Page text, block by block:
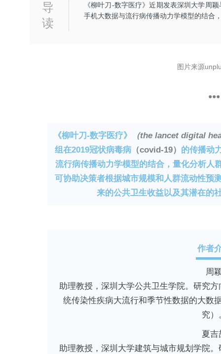
导
读
《柳叶刀-数字医疗》近期发表深圳大学周
手机大数据与流行病传播动力学模型的结合
图片来源
●●●
《柳叶刀-数字医疗》 （the lancet digital
组在2019冠状病毒病（covid-19） 的传播动
流行病传播动力学模型的结合，量化分析人
可协助决策者根据城市规模和人群流动性预
来的公共卫生收益以及其潜在的
作者
周
助理教授，深圳大学公共卫生学院。研究
统传染性疾病大流行和季节性数据的大数
究）
夏吉
助理教授，深圳大学建筑与城市规划学院